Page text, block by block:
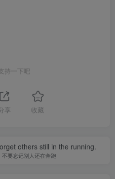
持一下吧
享 收藏
others still in the running.
要忘记别人还在奔跑